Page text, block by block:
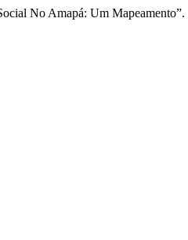
No Amapá: Um Mapeamento”.